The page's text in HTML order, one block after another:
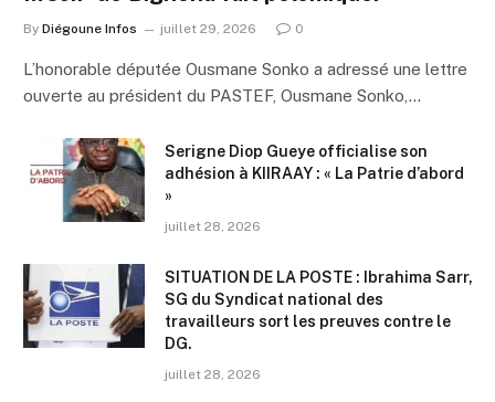
By Diégoune Infos juillet 29, 2026 0
L’honorable députée Ousmane Sonko a adressé une lettre
ouverte au président du PASTEF, Ousmane Sonko,…
Serigne Diop Gueye officialise son
adhésion à KIIRAAY : « La Patrie d’abord
»
juillet 28, 2026
SITUATION DE LA POSTE : Ibrahima Sarr,
SG du Syndicat national des
travailleurs sort les preuves contre le
DG.
juillet 28, 2026